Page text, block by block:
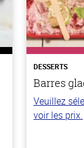
DESSERTS
Barres
Veuillez
voir les prix.